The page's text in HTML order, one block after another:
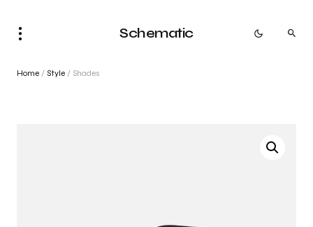
Schematic
Home / Style / Shades